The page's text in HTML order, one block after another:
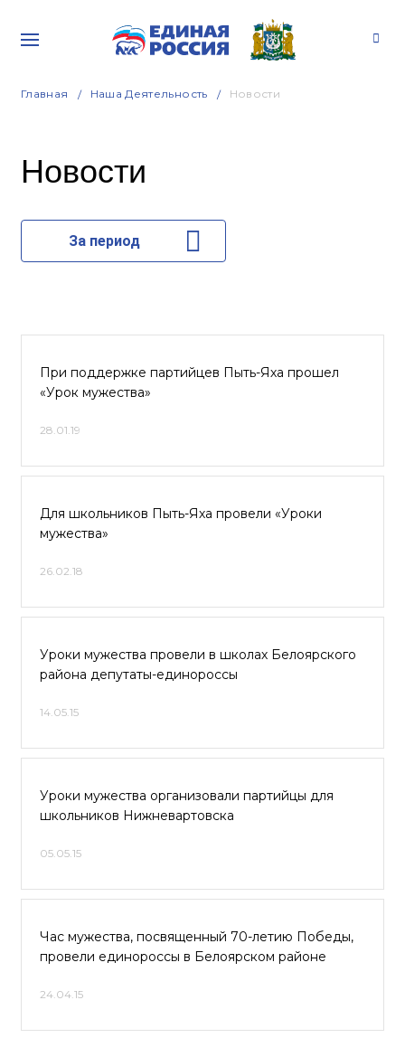
Главная Наша Деятельность Новости
Новости
За период
При поддержке партийцев Пыть-Яха прошел
«Урок мужества»
28.01.19
Для школьников Пыть-Яха провели «Уроки
мужества»
26.02.18
Уроки мужества провели в школах Белоярского
района депутаты-единороссы
14.05.15
Уроки мужества организовали партийцы для
школьников Нижневартовска
05.05.15
Час мужества, посвященный 70-летию Победы,
провели единороссы в Белоярском районе
24.04.15